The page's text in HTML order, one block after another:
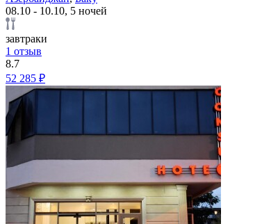
08.10 - 10.10, 5 ночей
завтраки
1 отзыв
8.7
52 285 ₽